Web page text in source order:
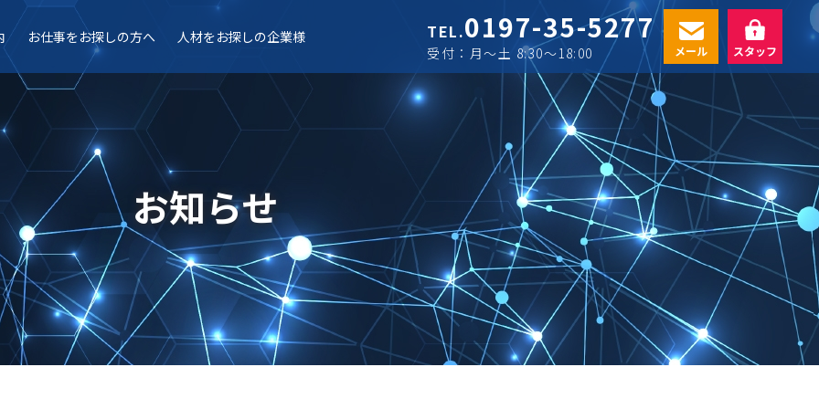
お仕事をお探しの方へ 人材をお探しの企業様 TEL.0197-35-5277
受付：月〜土 8:30〜18:00 メール スタッフ
お知らせ